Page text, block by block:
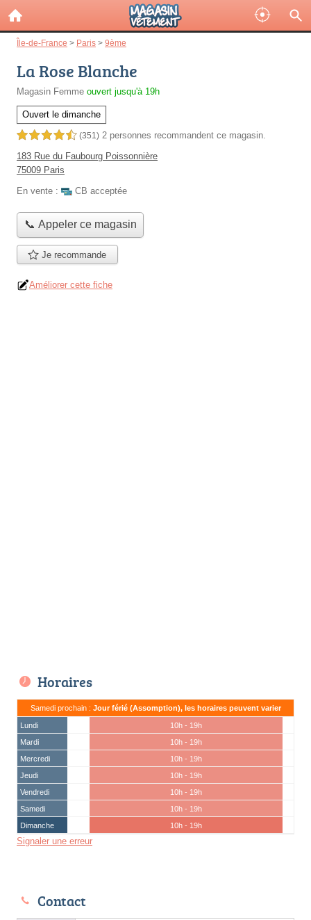
Île-de-France > Paris > 9ème
La Rose Blanche
Magasin Femme ouvert jusqu'à 19h
Ouvert le dimanche
4,5 étoiles sur 5 (351) 2 personnes recommandent ce magasin.
183 Rue du Faubourg Poissonnière
75009 Paris
En vente :
CB acceptée
📞 Appeler ce magasin
Je recommande
Améliorer cette fiche
Horaires
Samedi prochain : Jour férié (Assomption), les horaires peuvent varier
Lundi
10h - 19h
Mardi
10h - 19h
Mercredi
10h - 19h
Jeudi
10h - 19h
Vendredi
10h - 19h
Samedi
10h - 19h
Dimanche
10h - 19h
Signaler une erreur
Contact